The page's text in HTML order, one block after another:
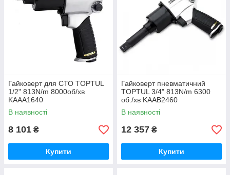
Гайковерт для СТО TOPTUL
1/2" 813N/m 8000об/хв
KAAA1640
В наявності
8 101 ₴
Купити
Гайковерт пневматичний
TOPTUL 3/4" 813N/m 6300
об./хв KAAB2460
В наявності
12 357 ₴
Купити